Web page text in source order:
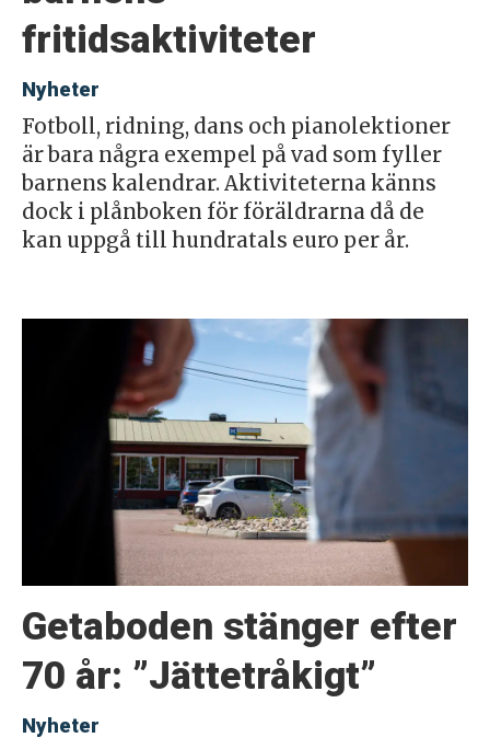
fritidsaktiviteter
Nyheter
Fotboll, ridning, dans och pianolektioner
är bara några exempel på vad som fyller
barnens kalendrar. Aktiviteterna känns
dock i plånboken för föräldrarna då de
kan uppgå till hundratals euro per år.
Getaboden stänger efter
70 år: ”Jättetråkigt”
Nyheter